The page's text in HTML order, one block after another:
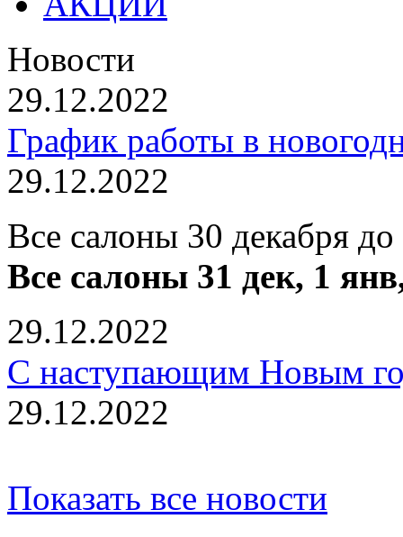
Новости
29.12.2022
График работы в
29.12.2022
Все салоны 30 декабря
Все салоны 31 дек, 1
29.12.2022
С наступающим Новым
29.12.2022
Показать все новости